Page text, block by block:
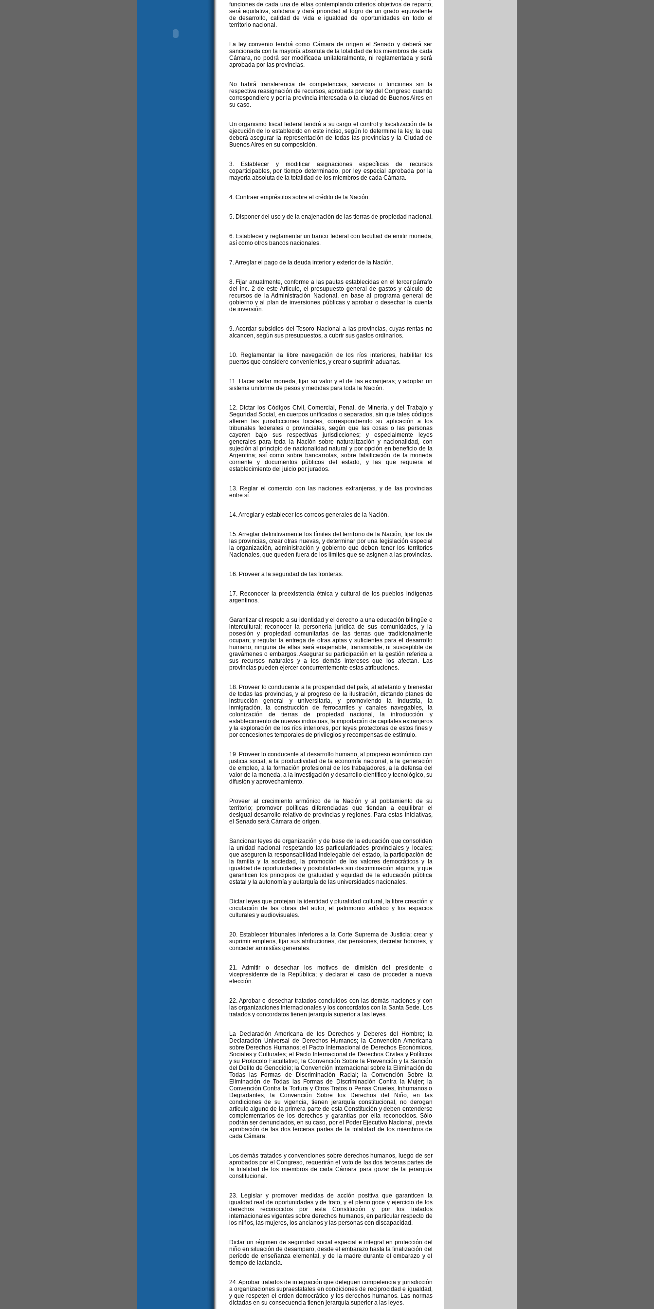
funciones de cada una de ellas contemplando criterios objetivos de reparto;
será equitativa, solidaria y dará prioridad al logro de un grado equivalente
de desarrollo, calidad de vida e igualdad de oportunidades en todo el
territorio nacional.
La ley convenio tendrá como Cámara de origen el Senado y deberá ser
sancionada con la mayoría absoluta de la totalidad de los miembros de cada
Cámara, no podrá ser modificada unilateralmente, ni reglamentada y será
aprobada por las provincias.
No habrá transferencia de competencias, servicios o funciones sin la
respectiva reasignación de recursos, aprobada por ley del Congreso cuando
correspondiere y por la provincia interesada o la ciudad de Buenos Aires en
su caso.
Un organismo fiscal federal tendrá a su cargo el control y fiscalización de la
ejecución de lo establecido en este inciso, según lo determine la ley, la que
deberá asegurar la representación de todas las provincias y la Ciudad de
Buenos Aires en su composición.
3. Establecer y modificar asignaciones específicas de recursos
coparticipables, por tiempo determinado, por ley especial aprobada por la
mayoría absoluta de la totalidad de los miembros de cada Cámara.
4. Contraer empréstitos sobre el crédito de la Nación.
5. Disponer del uso y de la enajenación de las tierras de propiedad nacional.
6. Establecer y reglamentar un banco federal con facultad de emitir moneda,
así como otros bancos nacionales.
7. Arreglar el pago de la deuda interior y exterior de la Nación.
8. Fijar anualmente, conforme a las pautas establecidas en el tercer párrafo
del inc. 2 de este Artículo, el presupuesto general de gastos y cálculo de
recursos de la Administración Nacional, en base al programa general de
gobierno y al plan de inversiones públicas y aprobar o desechar la cuenta
de inversión.
9. Acordar subsidios del Tesoro Nacional a las provincias, cuyas rentas no
alcancen, según sus presupuestos, a cubrir sus gastos ordinarios.
10. Reglamentar la libre navegación de los ríos interiores, habilitar los
puertos que considere convenientes, y crear o suprimir aduanas.
11. Hacer sellar moneda, fijar su valor y el de las extranjeras; y adoptar un
sistema uniforme de pesos y medidas para toda la Nación.
12. Dictar los Códigos Civil, Comercial, Penal, de Minería, y del Trabajo y
Seguridad Social, en cuerpos unificados o separados, sin que tales códigos
alteren las jurisdicciones locales, correspondiendo su aplicación a los
tribunales federales o provinciales, según que las cosas o las personas
cayeren bajo sus respectivas jurisdicciones; y especialmente leyes
generales para toda la Nación sobre naturalización y nacionalidad, con
sujeción al principio de nacionalidad natural y por opción en beneficio de la
Argentina; así como sobre bancarrotas, sobre falsificación de la moneda
corriente y documentos públicos del estado, y las que requiera el
establecimiento del juicio por jurados.
13. Reglar el comercio con las naciones extranjeras, y de las provincias
entre sí.
14. Arreglar y establecer los correos generales de la Nación.
15. Arreglar definitivamente los límites del territorio de la Nación, fijar los de
las provincias, crear otras nuevas, y determinar por una legislación especial
la organización, administración y gobierno que deben tener los territorios
Nacionales, que queden fuera de los límites que se asignen a las provincias.
16. Proveer a la seguridad de las fronteras.
17. Reconocer la preexistencia étnica y cultural de los pueblos indígenas
argentinos.
Garantizar el respeto a su identidad y el derecho a una educación bilingüe e
intercultural; reconocer la personería jurídica de sus comunidades, y la
posesión y propiedad comunitarias de las tierras que tradicionalmente
ocupan; y regular la entrega de otras aptas y suficientes para el desarrollo
humano; ninguna de ellas será enajenable, transmisible, ni susceptible de
gravámenes o embargos. Asegurar su participación en la gestión referida a
sus recursos naturales y a los demás intereses que los afectan. Las
provincias pueden ejercer concurrentemente estas atribuciones.
18. Proveer lo conducente a la prosperidad del país, al adelanto y bienestar
de todas las provincias, y al progreso de la ilustración, dictando planes de
instrucción general y universitaria, y promoviendo la industria, la
inmigración, la construcción de ferrocarriles y canales navegables, la
colonización de tierras de propiedad nacional, la introducción y
establecimiento de nuevas industrias, la importación de capitales extranjeros
y la exploración de los ríos interiores, por leyes protectoras de estos fines y
por concesiones temporales de privilegios y recompensas de estímulo.
19. Proveer lo conducente al desarrollo humano, al progreso económico con
justicia social, a la productividad de la economía nacional, a la generación
de empleo, a la formación profesional de los trabajadores, a la defensa del
valor de la moneda, a la investigación y desarrollo científico y tecnológico, su
difusión y aprovechamiento.
Proveer al crecimiento armónico de la Nación y al poblamiento de su
territorio; promover políticas diferenciadas que tiendan a equilibrar el
desigual desarrollo relativo de provincias y regiones. Para estas iniciativas,
el Senado será Cámara de origen.
Sancionar leyes de organización y de base de la educación que consoliden
la unidad nacional respetando las particularidades provinciales y locales;
que aseguren la responsabilidad indelegable del estado, la participación de
la familia y la sociedad, la promoción de los valores democráticos y la
igualdad de oportunidades y posibilidades sin discriminación alguna; y que
garanticen los principios de gratuidad y equidad de la educación pública
estatal y la autonomía y autarquía de las universidades nacionales.
Dictar leyes que protejan la identidad y pluralidad cultural, la libre creación y
circulación de las obras del autor; el patrimonio artístico y los espacios
culturales y audiovisuales.
20. Establecer tribunales inferiores a la Corte Suprema de Justicia; crear y
suprimir empleos, fijar sus atribuciones, dar pensiones, decretar honores, y
conceder amnistías generales.
21. Admitir o desechar los motivos de dimisión del presidente o
vicepresidente de la República; y declarar el caso de proceder a nueva
elección.
22. Aprobar o desechar tratados concluidos con las demás naciones y con
las organizaciones internacionales y los concordatos con la Santa Sede. Los
tratados y concordatos tienen jerarquía superior a las leyes.
La Declaración Americana de los Derechos y Deberes del Hombre; la
Declaración Universal de Derechos Humanos; la Convención Americana
sobre Derechos Humanos; el Pacto Internacional de Derechos Económicos,
Sociales y Culturales; el Pacto Internacional de Derechos Civiles y Políticos
y su Protocolo Facultativo; la Convención Sobre la Prevención y la Sanción
del Delito de Genocidio; la Convención Internacional sobre la Eliminación de
Todas las Formas de Discriminación Racial; la Convención Sobre la
Eliminación de Todas las Formas de Discriminación Contra la Mujer; la
Convención Contra la Tortura y Otros Tratos o Penas Crueles, Inhumanos o
Degradantes; la Convención Sobre los Derechos del Niño; en las
condiciones de su vigencia, tienen jerarquía constitucional, no derogan
artículo alguno de la primera parte de esta Constitución y deben entenderse
complementarios de los derechos y garantías por ella reconocidos. Sólo
podrán ser denunciados, en su caso, por el Poder Ejecutivo Nacional, previa
aprobación de las dos terceras partes de la totalidad de los miembros de
cada Cámara.
Los demás tratados y convenciones sobre derechos humanos, luego de ser
aprobados por el Congreso, requerirán el voto de las dos terceras partes de
la totalidad de los miembros de cada Cámara para gozar de la jerarquía
constitucional.
23. Legislar y promover medidas de acción positiva que garanticen la
igualdad real de oportunidades y de trato, y el pleno goce y ejercicio de los
derechos reconocidos por esta Constitución y por los tratados
internacionales vigentes sobre derechos humanos, en particular respecto de
los niños, las mujeres, los ancianos y las personas con discapacidad.
Dictar un régimen de seguridad social especial e integral en protección del
niño en situación de desamparo, desde el embarazo hasta la finalización del
período de enseñanza elemental, y de la madre durante el embarazo y el
tiempo de lactancia.
24. Aprobar tratados de integración que deleguen competencia y jurisdicción
a organizaciones supraestatales en condiciones de reciprocidad e igualdad,
y que respeten el orden democrático y los derechos humanos. Las normas
dictadas en su consecuencia tienen jerarquía superior a las leyes.